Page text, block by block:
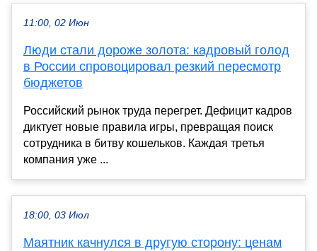
11:00, 02 Июн
Люди стали дороже золота: кадровый голод
в России спровоцировал резкий пересмотр
бюджетов
Российский рынок труда перегрет. Дефицит кадров
диктует новые правила игры, превращая поиск
сотрудника в битву кошельков. Каждая третья
компания уже ...
18:00, 03 Июл
Маятник качнулся в другую сторону: ценам